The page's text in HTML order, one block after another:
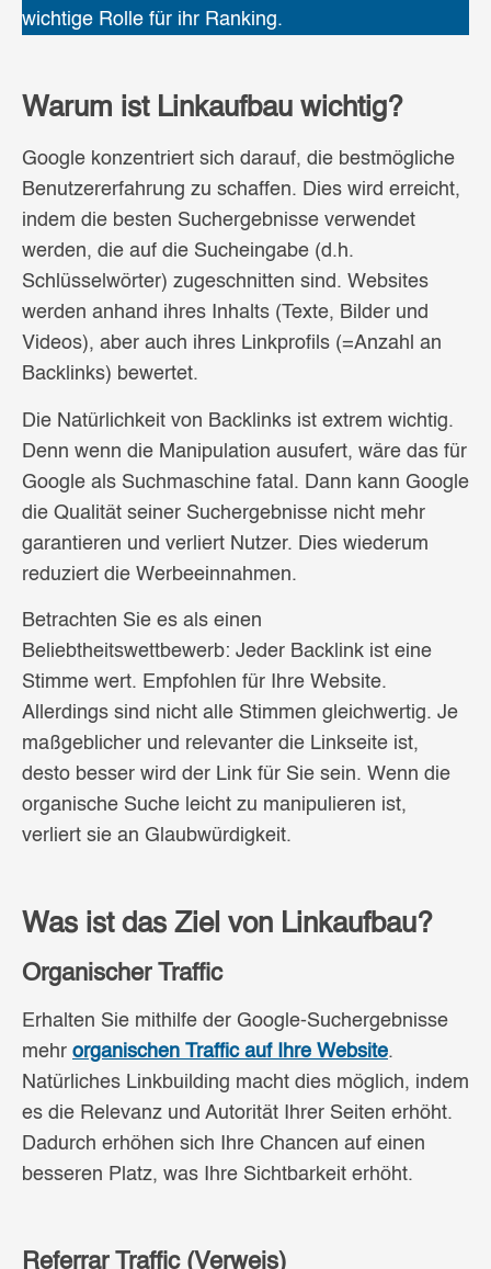
wichtige Rolle für ihr Ranking.
Warum ist Linkaufbau wichtig?
Google konzentriert sich darauf, die bestmögliche
Benutzererfahrung zu schaffen. Dies wird erreicht,
indem die besten Suchergebnisse verwendet
werden, die auf die Sucheingabe (d.h.
Schlüsselwörter) zugeschnitten sind. Websites
werden anhand ihres Inhalts (Texte, Bilder und
Videos), aber auch ihres Linkprofils (=Anzahl an
Backlinks) bewertet.
Die Natürlichkeit von Backlinks ist extrem wichtig.
Denn wenn die Manipulation ausufert, wäre das für
Google als Suchmaschine fatal. Dann kann Google
die Qualität seiner Suchergebnisse nicht mehr
garantieren und verliert Nutzer. Dies wiederum
reduziert die Werbeeinnahmen.
Betrachten Sie es als einen
Beliebtheitswettbewerb: Jeder Backlink ist eine
Stimme wert. Empfohlen für Ihre Website.
Allerdings sind nicht alle Stimmen gleichwertig. Je
maßgeblicher und relevanter die Linkseite ist,
desto besser wird der Link für Sie sein. Wenn die
organische Suche leicht zu manipulieren ist,
verliert sie an Glaubwürdigkeit.
Was ist das Ziel von Linkaufbau?
Organischer Traffic
Erhalten Sie mithilfe der Google-Suchergebnisse
mehr organischen Traffic auf Ihre Website.
Natürliches Linkbuilding macht dies möglich, indem
es die Relevanz und Autorität Ihrer Seiten erhöht.
Dadurch erhöhen sich Ihre Chancen auf einen
besseren Platz, was Ihre Sichtbarkeit erhöht.
Referrar Traffic (Verweis)